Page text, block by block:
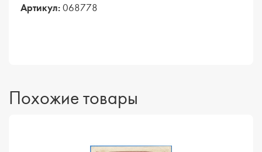
Артикул: 068778
Похожие товары